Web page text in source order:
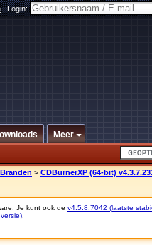
|Login:
Meer
Branden > CDBurnerXP (64-bit)
Je kunt ook de v4.5.8.7042 (laatste